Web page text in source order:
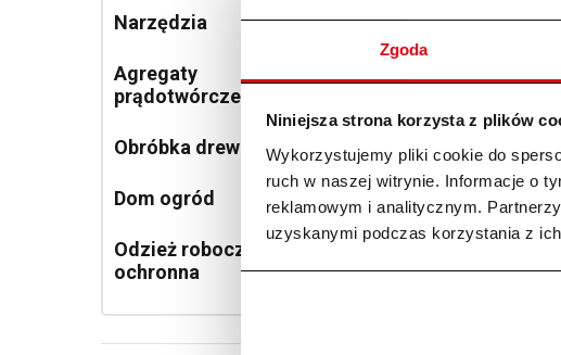
Zgoda
Niniejsza strona korzysta z plików
Wykorzystujemy pliki cookie do
ruch w naszej witrynie. Informacje o
reklamowym i analitycznym.
uzyskanymi podczas korzystania z ich
Narzędzia 351
Agregaty
prądotwórcze
Obróbka drewna 11
Dom ogród
Odzież robocza i
ochronna